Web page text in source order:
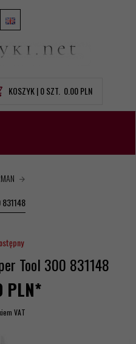
KOSZYK |0SZT. 0.00PLN
Tool 300 831148
PLN*
VAT